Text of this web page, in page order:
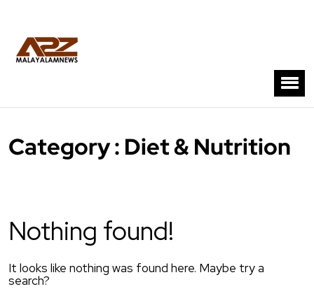
Category : Diet & Nutrition
Nothing found!
It looks like nothing was found here. Maybe try a
search?